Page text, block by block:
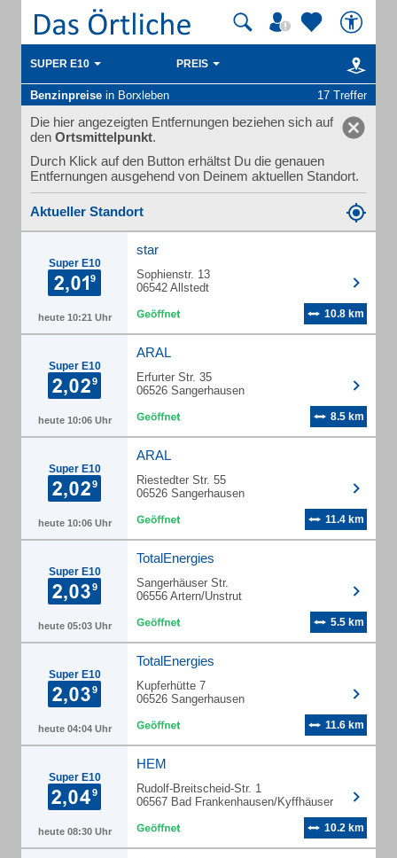
SUPER E10 PREIS
Benzinpreise in Borxleben 17 Treffer
Die hier angezeigten Entfernungen beziehen sich auf
den Ortsmittelpunkt.
Durch Klick auf den Button erhältst Du die genauen
Entfernungen ausgehend von Deinem aktuellen Standort.
Aktueller Standort
Super E10
heute 10:21 Uhr
star
Sophienstr. 13
06542 Allstedt
10.8 km
Super E10
heute 10:06 Uhr
ARAL
Erfurter Str. 35
06526 Sangerhausen
8.5 km
Super E10
heute 10:06 Uhr
ARAL
Riestedter Str. 55
06526 Sangerhausen
11.4 km
Super E10
heute 05:03 Uhr
TotalEnergies
Sangerhäuser Str.
06556 Artern/Unstrut
5.5 km
Super E10
heute 04:04 Uhr
TotalEnergies
Kupferhütte 7
06526 Sangerhausen
11.6 km
Super E10
heute 08:30 Uhr
HEM
Rudolf-Breitscheid-Str. 1
06567 Bad Frankenhausen/Kyffhäuser
10.2 km